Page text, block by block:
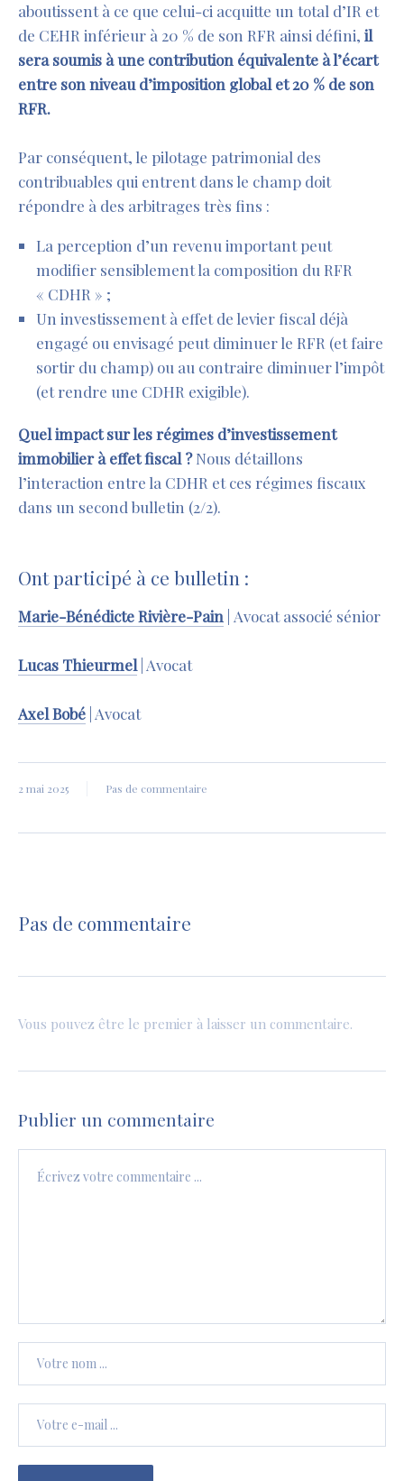
aboutissent à ce que celui-ci acquitte un total d’IR et
de CEHR inférieur à 20 % de son RFR ainsi défini, il
sera soumis à une contribution équivalente à l’écart
entre son niveau d’imposition global et 20 % de son
RFR.
Par conséquent, le pilotage patrimonial des
contribuables qui entrent dans le champ doit
répondre à des arbitrages très fins :
La perception d’un revenu important peut
modifier sensiblement la composition du RFR
« CDHR » ;
Un investissement à effet de levier fiscal déjà
engagé ou envisagé peut diminuer le RFR (et faire
sortir du champ) ou au contraire diminuer l’impôt
(et rendre une CDHR exigible).
Quel impact sur les régimes d’investissement
immobilier à effet fiscal ?Nous détaillons
l’interaction entre la CDHR et ces régimes fiscaux
dans un second bulletin (2/2).
Ont participé à ce bulletin :
Marie-Bénédicte Rivière-Pain | Avocat associé sénior
Lucas Thieurmel | Avocat
Axel Bobé | Avocat
2 mai 2025 Pas de commentaire
Pas de commentaire
Vous pouvez être le premier à laisser un commentaire.
Publier un commentaire